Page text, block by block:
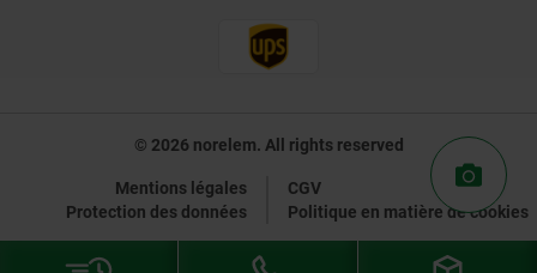
© 2026 norelem. All rights reserved
Mentions légales
CGV
Protection des données
Politique en matière de cookies